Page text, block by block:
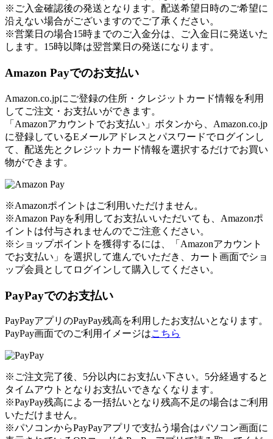
※ご入金確認後の発送となります。配送希望日時のご希望に
沿えない場合がございますのでご了承ください。
※営業日の場合15時までのご入金分は、ご入金日に発送いた
します。15時以降は翌営業日の発送になります。
Amazon Payでのお支払い
Amazon.co.jpにご登録の住所・クレジットカード情報を利用
してご注文・お支払いができます。
「Amazonアカウントでお支払い」ボタンから、Amazon.co.jp
に登録しているEメールアドレスとパスワードでログインし
て、配送先とクレジットカード情報を選択するだけでお買い
物ができます。
※Amazonポイントはご利用いただけません。
※Amazon Payを利用してお支払いいただいても、Amazonポ
イントは付与されませんのでご注意ください。
※ショップポイントを獲得するには、「Amazonアカウント
でお支払い」を選択して進んでいただき、カート画面でショ
ップ会員としてログインして購入してください。
PayPayでのお支払い
PayPayアプリのPayPay残高を利用したお支払いとなります。
PayPay画面でのご利用イメージはこちら
※ご注文完了後、5分以内にお支払い下さい。5分経過すると
タイムアウトとなりお支払いできなくなります。
※PayPay残高による一括払いとなり残高不足の場合はご利用
いただけません。
※パソコンからPayPayアプリで支払う場合はパソコン画面に